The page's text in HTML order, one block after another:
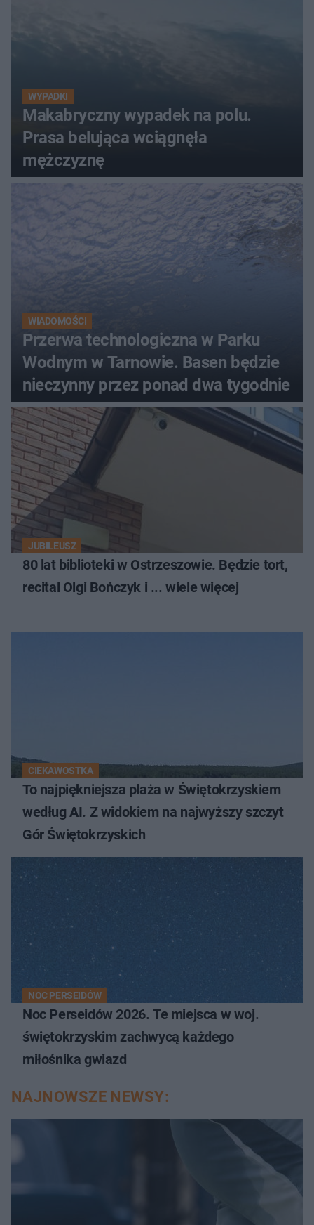
WYPADKI
Makabryczny wypadek na polu.
Prasa belująca wciągnęła
mężczyznę
WIADOMOŚCI
Przerwa technologiczna w Parku
Wodnym w Tarnowie. Basen będzie
nieczynny przez ponad dwa tygodnie
JUBILEUSZ
80 lat biblioteki w Ostrzeszowie. Będzie tort,
recital Olgi Bończyk i ... wiele więcej
CIEKAWOSTKA
To najpiękniejsza plaża w Świętokrzyskiem
według AI. Z widokiem na najwyższy szczyt
Gór Świętokrzyskich
NOC PERSEIDÓW
Noc Perseidów 2026. Te miejsca w woj.
świętokrzyskim zachwycą każdego
miłośnika gwiazd
NAJNOWSZE NEWSY: